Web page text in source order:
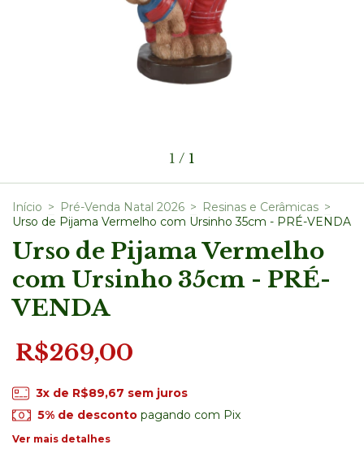
1 / 1
Início > Pré-Venda Natal 2026 > Resinas e Cerâmicas >
Urso de Pijama Vermelho com Ursinho 35cm - PRÉ-VENDA
Urso de Pijama Vermelho
com Ursinho 35cm - PRÉ-
VENDA
R$269,00
3x de R$89,67 sem juros
5% de desconto pagando com Pix
Ver mais detalhes